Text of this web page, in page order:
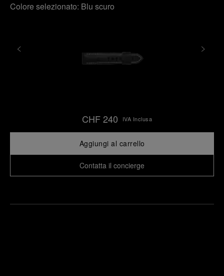
Colore selezionato: Blu scuro
CHF 240 IVA Inclusa
Aggiungi al carrello
Contatta il concierge